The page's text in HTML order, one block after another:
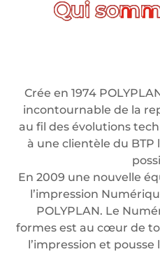
Crée en 1974
incontournable de la
au fil des évolutions
à une clientèle du
En 2009 une nouvelle
l’impression
POLYPLAN. Le
formes est au cœur de
l’impression et